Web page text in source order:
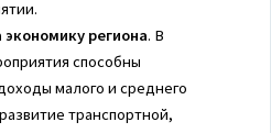
региона. В
способны
малого и среднего
транспортной,